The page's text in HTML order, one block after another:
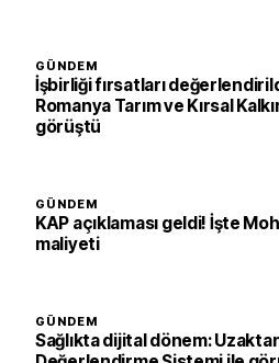
GÜNDEM
İşbirliği fırsatları
Romanya Tarım ve Kırsal
görüştü
GÜNDEM
KAP açıklaması geldi! İşte
maliyeti
GÜNDEM
Sağlıkta dijital dönem: